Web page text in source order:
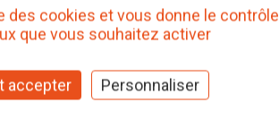
des cookies et vous donne le contrôle
que vous souhaitez activer
accepter Personnaliser